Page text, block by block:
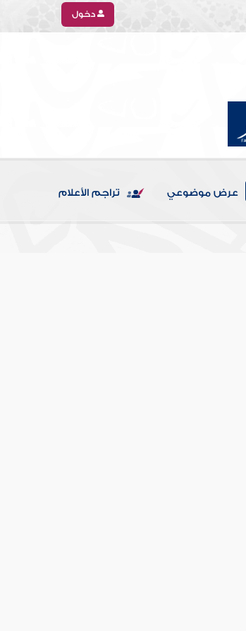
دخول
عرض موضوعي تراجم الأعلام